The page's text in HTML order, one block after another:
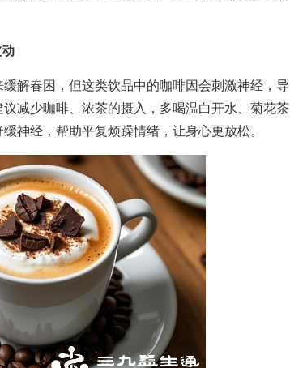
春困，但这类饮品中的咖啡因会刺激神经，导
减少咖啡、浓茶的摄入，多喝温白开水、菊花茶
神经，帮助平复烦躁情绪，让身心更放松。